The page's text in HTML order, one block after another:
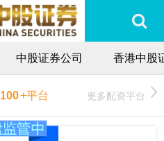
中股证券公司 香港中股
100+平台 更多配资平台